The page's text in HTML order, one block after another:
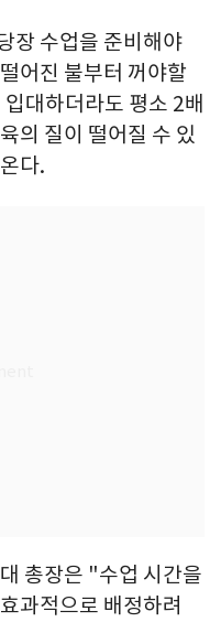
장 수업을 준비해야
어진 불부터 꺼야할
대하더라도 평소 2배
의 질이 떨어질 수 있
다.
총장은 "수업 시간을
과적으로 배정하려